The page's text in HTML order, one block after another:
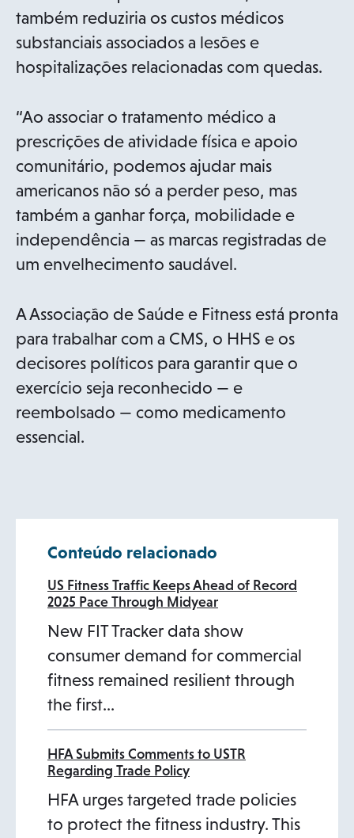
também reduziria os custos médicos
substanciais associados a lesões e
hospitalizações relacionadas com quedas.
“Ao associar o tratamento médico a
prescrições de atividade física e apoio
comunitário, podemos ajudar mais
americanos não só a perder peso, mas
também a ganhar força, mobilidade e
independência — as marcas registradas de
um envelhecimento saudável.
A Associação de Saúde e Fitness está pronta
para trabalhar com a CMS, o HHS e os
decisores políticos para garantir que o
exercício seja reconhecido — e
reembolsado — como medicamento
essencial.
Conteúdo relacionado
US Fitness Traffic Keeps Ahead of Record
2025 Pace Through Midyear
New FIT Tracker data show
consumer demand for commercial
fitness remained resilient through
the first…
HFA Submits Comments to USTR
Regarding Trade Policy
HFA urges targeted trade policies
to protect the fitness industry. This